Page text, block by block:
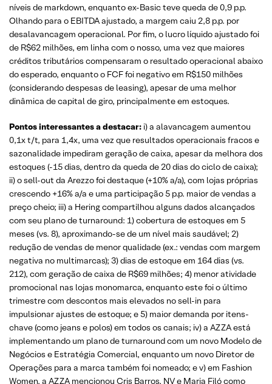
níveis de markdown, enquanto ex-Basic teve queda de 0,9 p.p.
Olhando para o EBITDA ajustado, a margem caiu 2,8 p.p. por
desalavancagem operacional. Por fim, o lucro líquido ajustado foi
de R$62 milhões, em linha com o nosso, uma vez que maiores
créditos tributários compensaram o resultado operacional abaixo
do esperado, enquanto o FCF foi negativo em R$150 milhões
(considerando despesas de leasing), apesar de uma melhor
dinâmica de capital de giro, principalmente em estoques.
Pontos interessantes a destacar: i) a alavancagem aumentou
0,1x t/t, para 1,4x, uma vez que resultados operacionais fracos e
sazonalidade impediram geração de caixa, apesar da melhora dos
estoques (-15 dias, dentro da queda de 20 dias do ciclo de caixa);
ii) o sell-out da Arezzo foi destaque (+10% a/a), com lojas próprias
crescendo +16% a/a e uma participação 5 p.p. maior de vendas a
preço cheio; iii) a Hering compartilhou alguns dados alcançados
com seu plano de turnaround: 1) cobertura de estoques em 5
meses (vs. 8), aproximando-se de um nível mais saudável; 2)
redução de vendas de menor qualidade (ex.: vendas com margem
negativa no multimarcas); 3) dias de estoque em 164 dias (vs.
212), com geração de caixa de R$69 milhões; 4) menor atividade
promocional nas lojas monomarca, enquanto este foi o último
trimestre com descontos mais elevados no sell-in para
impulsionar ajustes de estoque; e 5) maior demanda por itens-
chave (como jeans e polos) em todos os canais; iv) a AZZA está
implementando um plano de turnaround com um novo Modelo de
Negócios e Estratégia Comercial, enquanto um novo Diretor de
Operações para a marca também foi nomeado; e v) em Fashion
Women, a AZZA mencionou Cris Barros, NV e Maria Filó como